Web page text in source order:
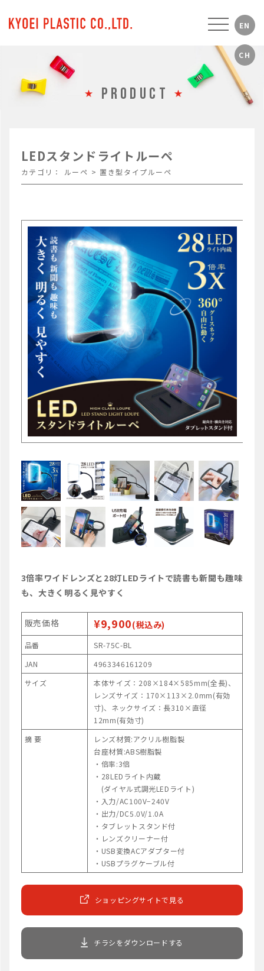
PRODUCT
LEDスタンドライトルーペ
カテゴリ： ルーペ > 置き型タイプルーペ
3倍率ワイドレンズと28灯LEDライトで読書も新聞も趣味
も、大きく明るく見やすく
販売価格 ¥9,900(税込み)
品番
SR-75C-BL
JAN
4963346161209
サイズ
本体サイズ：208×184×585mm(全長)、
レンズサイズ：170×113×2.0mm(有効
寸)、ネックサイズ：長310×直径
12mm(有効寸)
摘 要
レンズ材質:アクリル樹脂製
台座材質:ABS樹脂製
・倍率:3倍
・28LEDライト内蔵
(ダイヤル式調光LEDライト)
・入力/AC100V−240V
・出力/DC5.0V/1.0A
・タブレットスタンド付
・レンズクリーナー付
・USB変換ACアダプター付
・USBプラグケーブル付
ショッピングサイトで見る
チラシをダウンロードする